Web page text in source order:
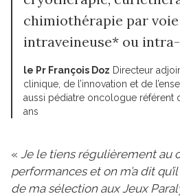
chimiothérapie par
intraveineuse* ou
le Pr François Doz Directeur
clinique, de l’innovation et de
aussi pédiatre oncologue référent
ans
« Je le tiens régulièrement au
performances et on m’a dit
de ma sélection aux Jeux